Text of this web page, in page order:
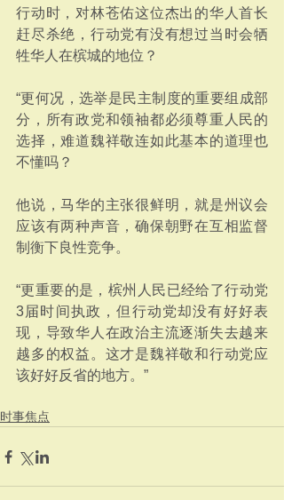
行动时，对林苍佑这位杰出的华人首长
赶尽杀绝，行动党有没有想过当时会牺
牲华人在槟城的地位？
“更何况，选举是民主制度的重要组成部
分，所有政党和领袖都必须尊重人民的
选择，难道魏祥敬连如此基本的道理也
不懂吗？
他说，马华的主张很鲜明，就是州议会
应该有两种声音，确保朝野在互相监督
制衡下良性竞争。
“更重要的是，槟州人民已经给了行动党
3届时间执政，但行动党却没有好好表
现，导致华人在政治主流逐渐失去越来
越多的权益。这才是魏祥敬和行动党应
该好好反省的地方。”
时事焦点